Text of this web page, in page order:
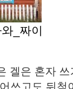
_짜이
겔은 혼자
쓰고도 뒤척